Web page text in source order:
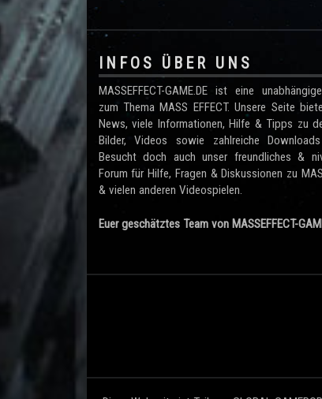
.
INFOS ÜBER UNS
MASSEFFECT-GAME.DE ist eine
zum Thema MASS EFFECT. Unsere Seite
News, viele Informationen, Hilfe & Tipps zu
Bilder, Videos sowie zahlreiche
Besucht doch auch unser freundliches &
Forum für Hilfe, Fragen & Diskussionen zu
& vielen anderen Videospielen.
Euer geschätztes Team von MASSEFFECT-